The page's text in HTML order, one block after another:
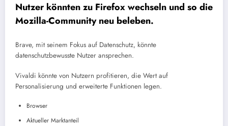
Nutzer könnten zu Firefox wechseln und so die
Mozilla-Community neu beleben.
Brave, mit seinem Fokus auf Datenschutz, könnte
datenschutzbewusste Nutzer ansprechen.
Vivaldi könnte von Nutzern profitieren, die Wert auf
Personalisierung und erweiterte Funktionen legen.
Browser
Aktueller Marktanteil